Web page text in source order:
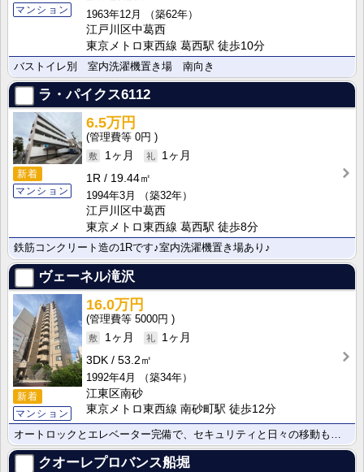
マンション
1963年12月
（築62年）
江戸川区中葛西
東京メトロ東西線 葛西駅 徒歩10分
バストイレ別 室内洗濯機置き場 南向き
ラ・パイクス6112
新着
マンション
6.5万円
0円
1ヶ月
1ヶ月
1R
19.44㎡
1994年3月
（築32年）
江戸川区中葛西
東京メトロ東西線 葛西駅 徒歩8分
鉄筋コンクリート造の1Rです♪室内洗濯機置き場あり♪
ヴェーネル滝沢
新着
マンション
16.0万円
5000円
1ヶ月
1ヶ月
3DK
53.2㎡
1992年4月
（築34年）
江東区南砂
東京メトロ東西線 南砂町駅 徒歩12分
クオーレプロバンス船堀